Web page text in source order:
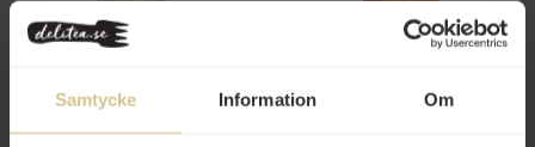
Samtycke Information Om
37 kr